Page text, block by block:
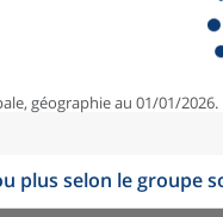
géographie au 01/01/2026.
plus selon le